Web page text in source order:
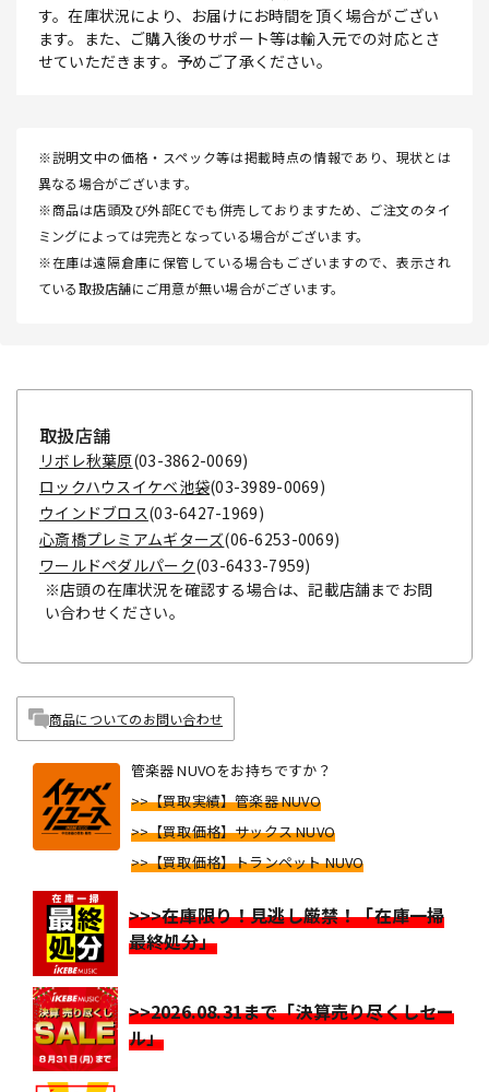
す。在庫状況により、お届けにお時間を頂く場合がござい
ます。また、ご購入後のサポート等は輸入元での対応とさ
せていただきます。予めご了承ください。
※説明文中の価格・スペック等は掲載時点の情報であり、現状とは
異なる場合がございます。
※商品は店頭及び外部ECでも併売しておりますため、ご注文のタイ
ミングによっては完売となっている場合がございます。
※在庫は遠隔倉庫に保管している場合もございますので、表示され
ている取扱店舗にご用意が無い場合がございます。
取扱店舗
リボレ秋葉原(03-3862-0069)
ロックハウスイケベ池袋(03-3989-0069)
ウインドブロス(03-6427-1969)
心斎橋プレミアムギターズ(06-6253-0069)
ワールドペダルパーク(03-6433-7959)
※店頭の在庫状況を確認する場合は、記載店舗までお問
い合わせください。
商品についてのお問い合わせ
管楽器 NUVOをお持ちですか？
>>【買取実績】管楽器 NUVO
>>【買取価格】サックス NUVO
>>【買取価格】トランペット NUVO
>>>在庫限り！見逃し厳禁！「在庫一掃
最終処分」
>>2026.08.31まで「決算売り尽くしセー
ル」